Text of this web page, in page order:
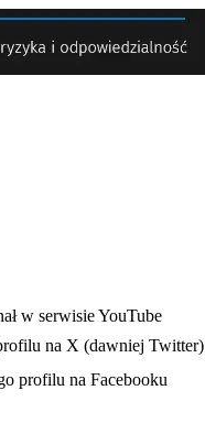
karcie
w serwisie YouTube
na X (dawniej Twitter)
karcie
profilu na Facebooku